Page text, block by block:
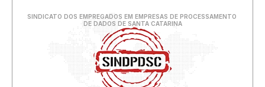
SINDICATO DOS EMPREGADOS EM EMPRESAS DE PROCESSAMENTO
DE DADOS DE SANTA CATARINA